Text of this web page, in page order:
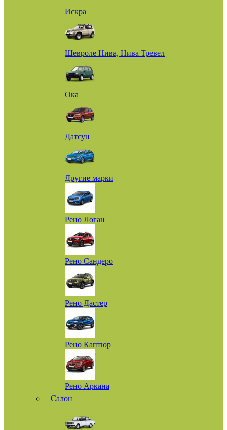
Искра
Шевроле Нива, Нива Тревел
Ока
Датсун
Другие марки
Рено Логан
Рено Сандеро
Рено Дастер
Рено Каптюр
Рено Аркана
Салон